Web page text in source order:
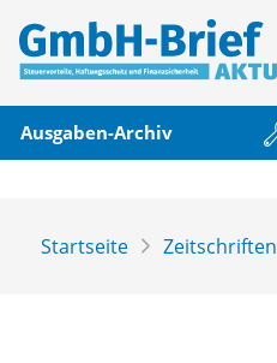
Ausgaben-Archiv
Startseite Zeitschriften